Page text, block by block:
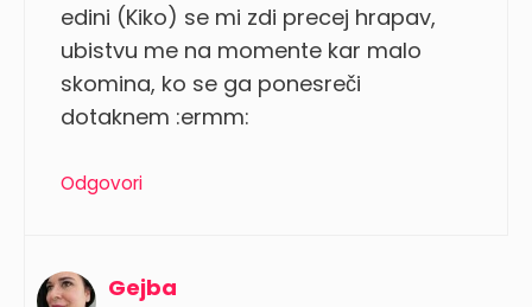
edini (Kiko) se mi zdi precej hrapav,
ubistvu me na momente kar malo
skomina, ko se ga ponesreči
dotaknem :ermm:
Odgovori
Gejba